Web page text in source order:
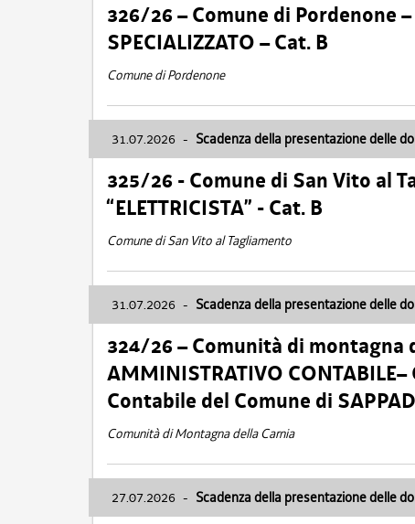
326/26 – Comune di Pordenone
SPECIALIZZATO – Cat. B
Comune di Pordenone
31.07.2026 - Scadenza della presentazione delle
325/26 - Comune di San Vito al
“ELETTRICISTA” - Cat. B
Comune di San Vito al Tagliamento
31.07.2026 - Scadenza della presentazione delle
324/26 – Comunità di montagna
AMMINISTRATIVO
Contabile del Comune di
Comunità di Montagna della Carnia
27.07.2026 - Scadenza della presentazione delle